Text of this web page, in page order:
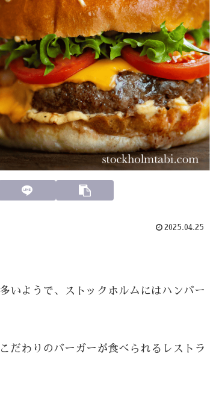
2025.04.25
いようで、ストックホルムにはハンバー
だわりのバーガーが食べられるレストラ